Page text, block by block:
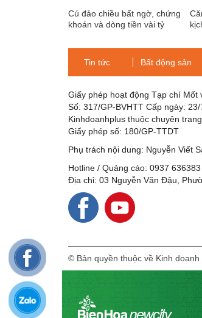
Cú đảo chiều bất ngờ, chứng
khoán và dòng tiền vài tỷ
Tin tức Bất động sản
Giấy phép hoạt động Tạp chí Mốt
Số: 317/GP-BVHTT Cấp ngày: 23/
Kinhdoanhplus thuộc chuyên
Giấy phép số: 180/GP-TTDT
Phụ trách nội dung: Nguyễn Viết
Hotline / Quảng cáo: 0937 636383
Địa chỉ: 03 Nguyễn Văn Đậu,
© Bản quyền thuộc về Kinh doanh